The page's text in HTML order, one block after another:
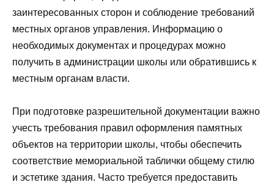
заинтересованных сторон и соблюдение требований
местных органов управления. Информацию о
необходимых документах и процедурах можно
получить в администрации школы или обратившись к
местным органам власти.
При подготовке разрешительной документации важно
учесть требования правил оформления памятных
объектов на территории школы, чтобы обеспечить
соответствие мемориальной таблички общему стилю
и эстетике здания. Часто требуется предоставить